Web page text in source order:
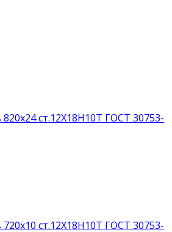
ст.12Х18Н10Т ГОСТ 30753-
ст.12Х18Н10Т ГОСТ 30753-